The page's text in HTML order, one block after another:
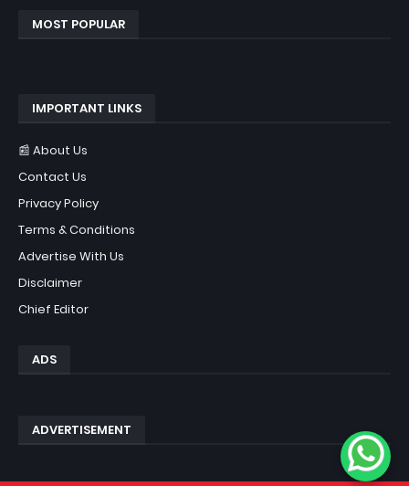
MOST POPULAR
IMPORTANT LINKS
📰 About Us
Contact Us
Privacy Policy
Terms & Conditions
Advertise With Us
Disclaimer
Chief Editor
ADS
ADVERTISEMENT